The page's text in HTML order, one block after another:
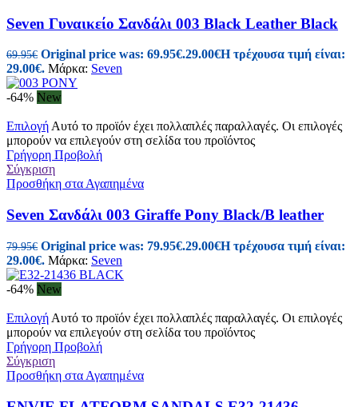
Seven Γυναικείo Σανδάλι 003 Black Leather Black
69.95€ Original price was: 69.95€.29.00€Η τρέχουσα τιμή είναι:
29.00€. Μάρκα: Seven
-64% New
Επιλογή Αυτό το προϊόν έχει πολλαπλές παραλλαγές. Οι επιλογές
μπορούν να επιλεγούν στη σελίδα του προϊόντος
Γρήγορη Προβολή
Σύγκριση
Προσθήκη στα Αγαπημένα
Seven Σανδάλι 003 Giraffe Pony Black/B leather
79.95€ Original price was: 79.95€.29.00€Η τρέχουσα τιμή είναι:
29.00€. Μάρκα: Seven
-64% New
Επιλογή Αυτό το προϊόν έχει πολλαπλές παραλλαγές. Οι επιλογές
μπορούν να επιλεγούν στη σελίδα του προϊόντος
Γρήγορη Προβολή
Σύγκριση
Προσθήκη στα Αγαπημένα